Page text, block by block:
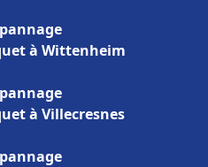
à Wittenheim
à Villecresnes